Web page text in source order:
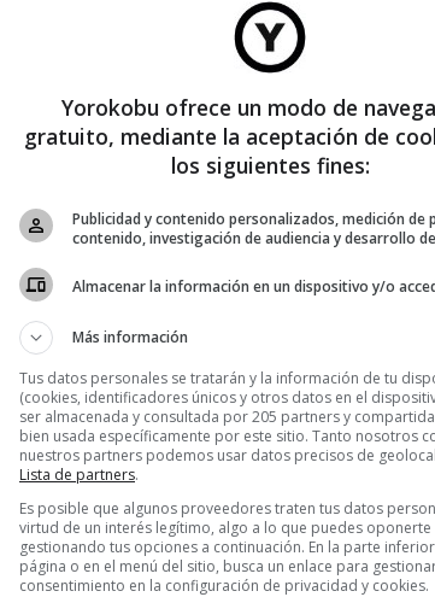
tiempo, con tantos defectos como virtudes. El
precursora de personajes femeninos más
dobles, una niña que va al psicólogo, un marido
Y, sin embargo, mantiene la sonrisa… gracias al
irreales. Como su amiga la doctora O’Hara que
(Sarah Jessica Parker), o el joven y
de los Sueños a golpe de analgésicos
.
Yorokobu ofrece un modo de
gratuito, mediante la aceptación de
los siguientes fines:
Publicidad y contenido personalizados, medición de
contenido, investigación de audiencia y desarrollo
Almacenar la información en un dispositivo y/o
Más información
Tus datos personales se tratarán y la información de tu
(cookies, identificadores únicos y otros datos en el
ser almacenada y consultada por 205 partners y
bien usada específicamente por este sitio. Tanto nosotros
nuestros partners podemos usar datos precisos de
Lista de partners.
Es posible que algunos proveedores traten tus datos
virtud de un interés legítimo, algo a lo que puedes oponerte
gestionando tus opciones a continuación. En la parte
página o en el menú del sitio, busca un enlace para
consentimiento en la configuración de privacidad y cookies.